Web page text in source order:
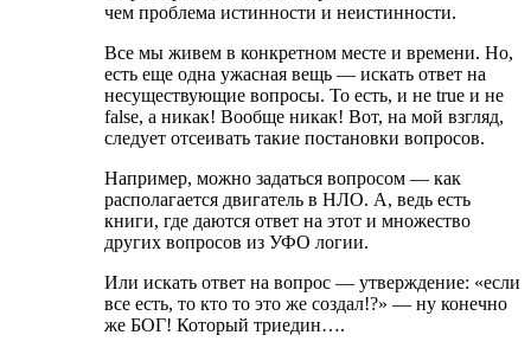
чем проблема истинности и неистинности.
Все мы живем в конкретном месте и времени. Но,
есть еще одна ужасная вещь — искать ответ на
несуществующие вопросы. То есть, и не true и не
false, а никак! Вообще никак! Вот, на мой взгляд,
следует отсеивать такие постановки вопросов.
Например, можно задаться вопросом — как
располагается двигатель в НЛО. А, ведь есть
книги, где даются ответ на этот и множество
других вопросов из УФО логии.
Или искать ответ на вопрос — утверждение: «если
все есть, то кто то это же создал!?» — ну конечно
же БОГ! Который триедин….